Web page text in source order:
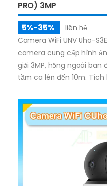
PRO) 3MP
5%-35%
liên hệ
Camera WiFi UNV Uho-
camera cung cấp hình
giải 3MP, hồng ngoài
tầm ca lên đến 10m.